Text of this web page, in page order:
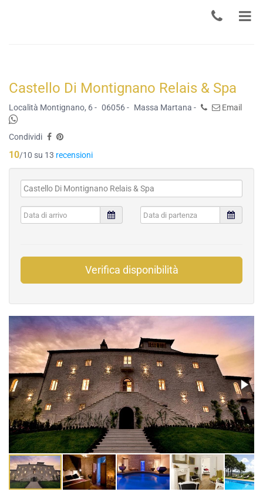
Castello Di Montignano Relais & Spa
Località Montignano, 6 - 06056 - Massa Martana - Email
Condividi
10/10 su 13 recensioni
Verifica disponibilità